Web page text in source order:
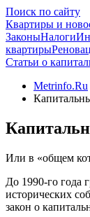
Поиск по сайту
Квартиры и
ЗаконыНалоги
квартиры
Статьи о
Metrinfo.Ru
Или в «общем
До 1990-го года
исторических
закон о